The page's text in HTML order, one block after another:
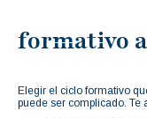
formativo
Elegir el ciclo formativo
puede ser complicado. Te